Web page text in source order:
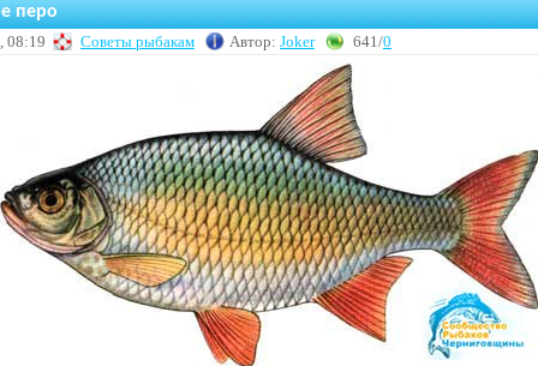
перо
08:19 Советы рыбакам Автор: Joker 641/0